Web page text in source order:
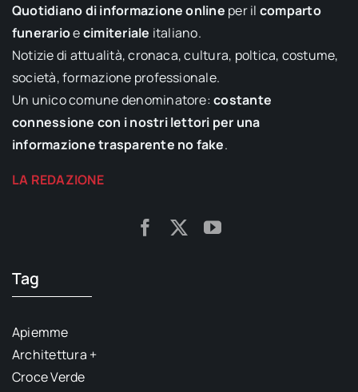
Quotidiano di informazione online per il comparto
funerarioecimiteriale italiano.
Notizie di attualità, cronaca, cultura, poltica, costume,
società, formazione professionale.
Un unico comune denominatore:costante
connessione con i nostri lettori per una
informazione trasparente no fake.
LA REDAZIONE
Tag
Apiemme
Architettura +
Croce Verde